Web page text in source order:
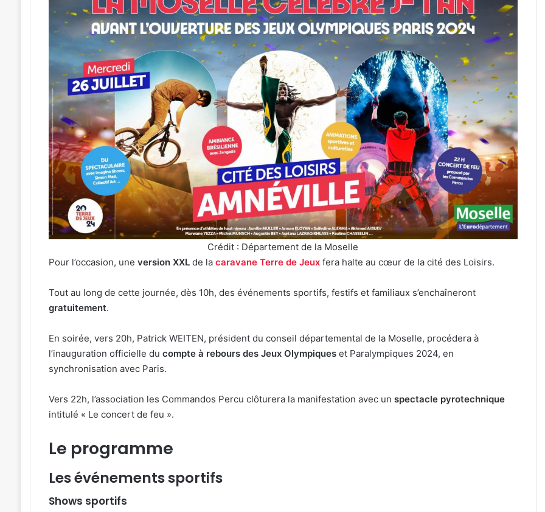
Crédit : Département de la Moselle
Pour l’occasion, une version XXLde la caravane Terre de Jeuxfera halte au cœur de la cité des Loisirs.
Tout au long de cette journée, dès 10h, des événements sportifs, festifs et familiaux s’enchaîneront
gratuitement.
En soirée, vers 20h, Patrick WEITEN, président du conseil départemental de la Moselle, procédera à
l’inauguration officielle du compte à rebours des Jeux Olympiques et Paralympiques 2024, en
synchronisation avec Paris.
Vers 22h, l’association les Commandos Percu clôturera la manifestation avec un spectacle pyrotechnique
intitulé « Le concert de feu ».
Le programme
Les événements sportifs
Shows sportifs
concerts prévues à Ars-
du 7 au 28 août 2026
Metz
J-
1
avant
le
cinéma
plein
air
Plan
4 août 2026
Metz : J-1 avant le cinéma plein
air au Plan d’Eau
Un
festival
de
musique
celte
organisé
au
parc
archéologique
Bliesbruck
7
2026
3 août 2026
Un festival de musique celte
organisé au parc
de Bliesbruck les 7 et 8 août